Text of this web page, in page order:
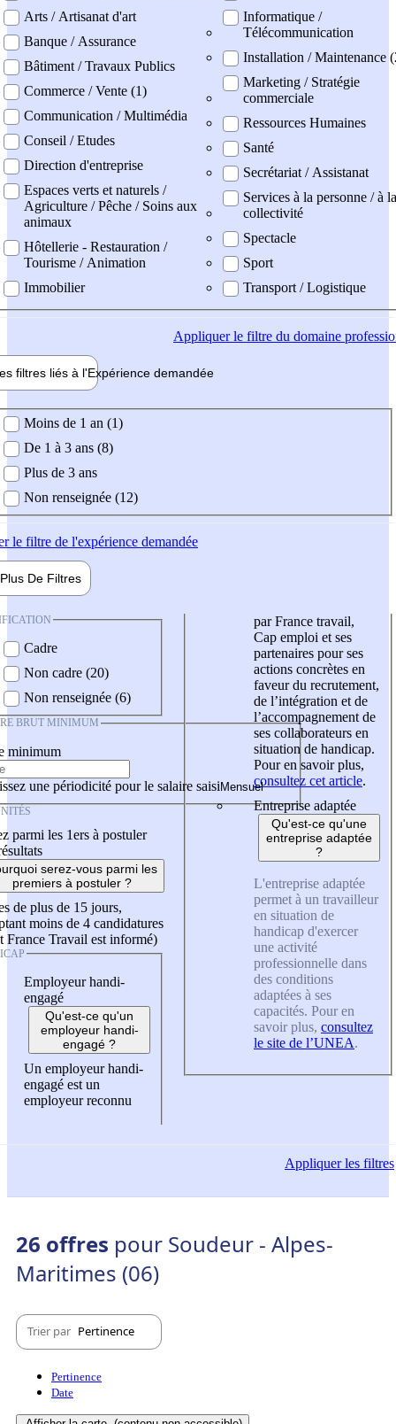
Arts / Artisanat d'art
Banque / Assurance
Bâtiment / Travaux Publics
Commerce / Vente (1)
Communication / Multimédia
Conseil / Etudes
Direction d'entreprise
Espaces verts et naturels /
Agriculture / Pêche / Soins aux
animaux
Hôtellerie - Restauration /
Tourisme / Animation
Immobilier
Informatique /
Télécommunication
Installation / Maintenance
Marketing / Stratégie
commerciale
Ressources Humaines
Santé
Secrétariat / Assistanat
Services à la personne / à la
collectivité
Spectacle
Sport
Transport / Logistique
Appliquerle filtre du domaine
filtres liés à l'Expérience demandée
demandée
Moins de 1 an (1)
De 1 à 3 ans (8)
Plus de 3 ans
Non renseignée (12)
le filtre de l'expérience demandée
Plus De Filtres
Cadre
Non cadre (20)
Non renseignée (6)
BRUT MINIMUM
minimum
une périodicité pour le salaire saisi
parmi les 1ers à postuler
serez-vous parmi les
premiers à postuler ?
de plus de 15 jours,
moins de 4 candidatures
France Travail est informé)
Employeur handi-
engagé
Qu'est-ce qu'un
employeur handi-
engagé ?
Un employeur handi-
engagé est un
employeur reconnu
par France travail,
Cap emploi et ses
partenaires pour ses
actions concrètes en
faveur du recrutement,
de l’intégration et de
l’accompagnement de
ses collaborateurs en
situation de handicap.
Pour en savoir plus,
consultez cet article.
Entreprise adaptée
Qu'est-ce qu'une
entreprise adaptée
?
L'entreprise adaptée
permet à un travailleur
en situation de
handicap d'exercer
une activité
professionnelle dans
des conditions
adaptées à ses
capacités. Pour en
savoir plus, consultez
le site de l’UNEA.
Appliquerles filtres
26 offres pour Soudeur - Alpes-
Maritimes (06)
Trier par Pertinence
Pertinence
Date